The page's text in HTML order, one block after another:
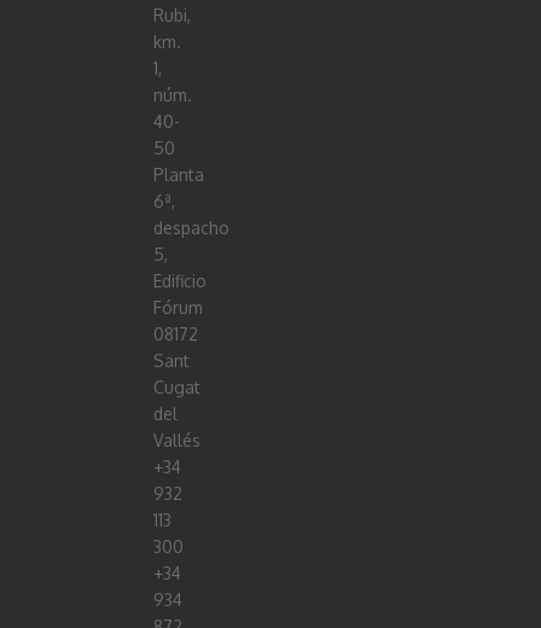
Rubi,
km.
1,
núm.
40-
50
Planta
6ª,
despacho
5,
Edificio
Fórum
08172
Sant
Cugat
del
Vallés
+34
932
113
300
+34
934